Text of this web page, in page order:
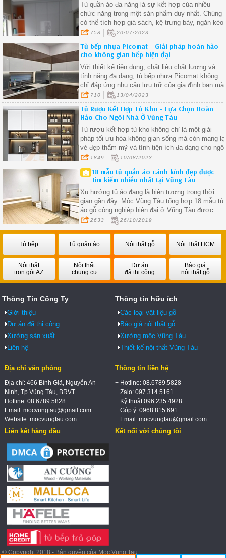
Tủ quần áo đa năng là sự kết hợp của nhiều
chức năng trong một sản phẩm duy nhất. Chúng
có thể tích hợp giá sách, kệ trưng bày, ngăn kéo,
và không gian để giày dép, giúp bạn tiết kiệm
diện tích và tối ưu hóa không gian lưu trữ.
758 20/07/2023
Tủ bếp nhựa Picomat - Giải pháp hoàn hảo
cho không gian bếp hiện đại
Với thiết kế tiện dụng, chất liệu chất lượng và
tính năng đa dạng, tủ bếp nhựa Picomat không
chỉ đáp ứng nhu cầu lưu trữ của gia đình bạn mà
còn giúp không gian bếp trở nên gọn gàng, hiện
đại và hài hòa
710 13/04/2023
Tủ Rượu Kết Hợp Tủ Kho - Lựa Chọn Hoàn
Hảo Cho Ngôi Nhà Ở Vũng Tàu
Tủ rượu kết hợp tủ kho không chỉ là một giải
pháp tối ưu hóa không gian sống mà còn mang
vẻ đẹp thẩm mỹ và tính tiện ích đa dạng cho ngôi
nhà của bạn.
1849 10/08/2023
18 mẫu tủ quần áo cánh kính đẹp được
tìm kiếm nhiều nhất tại Vũng Tàu
Xu hướng tủ áo đang là hiện tượng trong thời
gian gần đây. Mộc Vũng Tàu tổng hợp 18 mẫu tủ
áo gỗ công nghiệp hiện đại ở Vũng Tàu được
quan tâm nhất.
2633 26/10/2019
Tủ bếp Tủ quần áo Nội thất gỗ Nội Thất HCM
Nội thất
trọn gói AZ
Nội thất
chung cư
Dự án
đã thi công
Báo giá
nội thất gỗ
Thông Tin Công Ty
Giới thiệu
Dự án đã thi công
Xưởng sản xuất
Liên hệ
Thông tin hữu ích
Các loại vật liệu gỗ
Báo giá nội thất gỗ
Xưởng mộc Vũng Tàu
Thiết kế nội thất Vũng Tàu
Địa chỉ văn phòng
Địa chỉ: 466 Bình Giã, Nguyễn An
Ninh, Tp Vũng Tàu, BRVT.
Hotline: 08.6789.5828
Email: mocvungtau@gmail.com
Website: mocvungtau.com
Thông tin liên hệ
+ Hotline: 08.6789.5828
+ Zalo: 097.314.5161
+ Kỹ thuật:096.235.4928
+ Góp ý: 0968.815.691
+ Email: mocvungtau@gmail.com
Liên kết hàng đầu Kết nối với chúng tôi
© Copyright 2018 - Bản quyền của Moc Vung Tau.